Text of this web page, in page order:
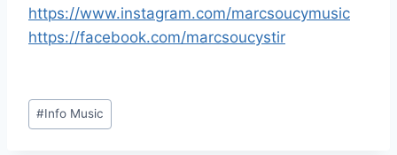
https://www.instagram.com/marcsoucymusic
https://facebook.com/marcsoucystir
Étiquettes
de
#Info Music